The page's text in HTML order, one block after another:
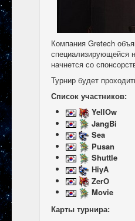
Компания Gretech
специализирующейся
начнется со
Турнир будет
Список участников:
YellOw
JangBi
Sea
Pusan
Shuttle
HiyA
ZerO
Movie
Карты турнира: